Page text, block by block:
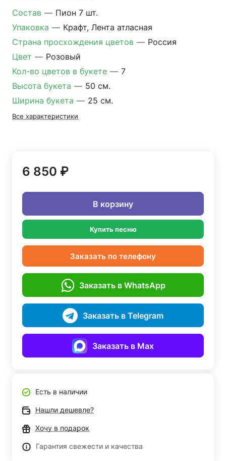
Состав — Пион 7 шт.
Упаковка — Крафт, Лента атласная
Страна просхождения цветов — Россия
Цвет — Розовый
Кол-во цветов в букете — 7
Высота букета — 50 см.
Ширина букета — 25 см.
Все характеристики
6 850 ₽
В корзину
Купить песню
Заказать по телефону
Заказать в WhatsApp
Заказать в Telegram
Заказать в Max
Есть в наличии
Нашли дешевле?
Хочу в подарок
Гарантия свежести и качества